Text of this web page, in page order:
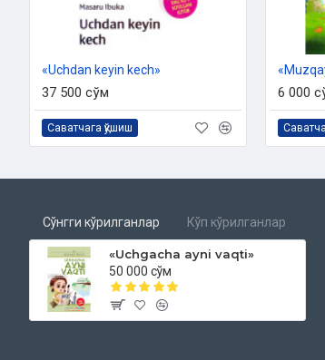
«Uchdan keyin kech»
37 500 сўм
Саватчага қўшиш
6 000
Сўнгги кўрилганлар Кўп кўрилганлар
«Uchgacha ayni vaqti»
50 000 сўм